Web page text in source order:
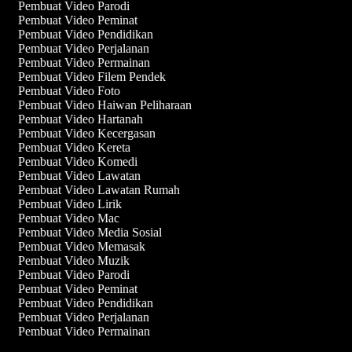
Pembuat Video Parodi
Pembuat Video Peminat
Pembuat Video Pendidikan
Pembuat Video Perjalanan
Pembuat Video Permainan
Pembuat Video Filem Pendek
Pembuat Video Foto
Pembuat Video Haiwan Peliharaan
Pembuat Video Hartanah
Pembuat Video Kecergasan
Pembuat Video Kereta
Pembuat Video Komedi
Pembuat Video Lawatan
Pembuat Video Lawatan Rumah
Pembuat Video Lirik
Pembuat Video Mac
Pembuat Video Media Sosial
Pembuat Video Memasak
Pembuat Video Muzik
Pembuat Video Parodi
Pembuat Video Peminat
Pembuat Video Pendidikan
Pembuat Video Perjalanan
Pembuat Video Permainan